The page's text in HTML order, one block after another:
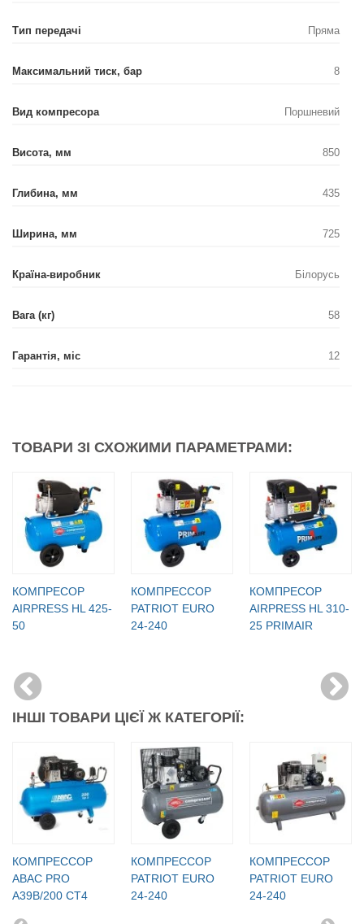
Тип передачі Пряма
Максимальний тиск, бар 8
Вид компресора Поршневий
Висота, мм 850
Глибина, мм 435
Ширина, мм 725
Країна-виробник Білорусь
Вага (кг) 58
Гарантія, міс 12
ТОВАРИ ЗІ СХОЖИМИ ПАРАМЕТРАМИ:
КОМПРЕСОР
AIRPRESS HL 425-
50
КОМПРЕССОР
PATRIOT EURO
24-240
КОМПРЕСОР
AIRPRESS HL 310-
25 PRIMAIR
ІНШІ ТОВАРИ ЦІЄЇ Ж КАТЕГОРІЇ:
КОМПРЕССОР
ABAC PRO
A39B/200 CT4
КОМПРЕССОР
PATRIOT EURO
24-240
КОМПРЕССОР
PATRIOT EURO
24-240